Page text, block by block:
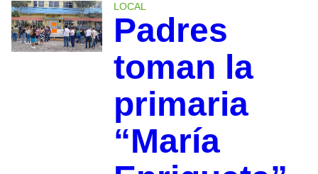
LOCAL
Padres
toman la
primaria
“María